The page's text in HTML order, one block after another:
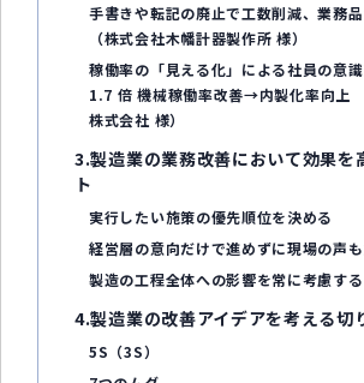
手書きや転記の廃止で工数削減、業務
（株式会社木幡計器製作所 様）
稼働率の「見える化」による社員の意
1.7 倍 機械稼働率改善→内製化率向上
株式会社 様）
3.製造業の業務改善において効果を
ト
実行したい施策の優先順位を決める
経営層の意向だけで進めずに現場の声
製造の工程全体への影響を常に考慮する
4.製造業の改善アイデアを考える切
5S（3S）